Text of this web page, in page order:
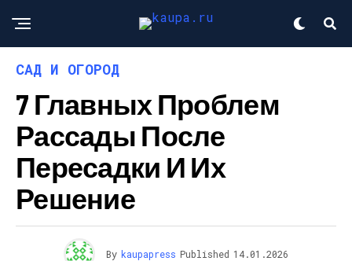
САД И ОГОРОД
7 Главных Проблем
Рассады После
Пересадки И Их
Решение
By kaupapress Published 14.01.2026